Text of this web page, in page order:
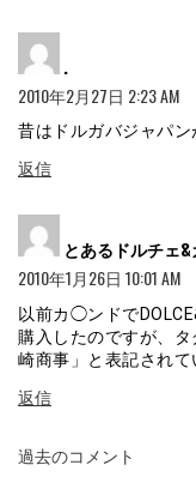
.
2010年2月27日 2:23 AM
昔はドルガバジャパン
返信
とあるドルチェ
2010年1月26日 10:01 AM
以前カ◯ンドで
購入したのですが、
崎商事」と表記され
返信
コ
過去のコメント